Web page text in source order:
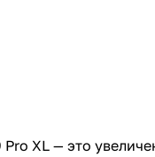
XL — это